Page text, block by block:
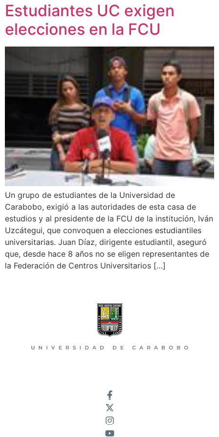
Estudiantes UC exigen
elecciones en la FCU
Un grupo de estudiantes de la Universidad de
Carabobo, exigió a las autoridades de esta casa de
estudios y al presidente de la FCU de la institución, Iván
Uzcátegui, que convoquen a elecciones estudiantiles
universitarias. Juan Díaz, dirigente estudiantil, aseguró
que, desde hace 8 años no se eligen representantes de
la Federación de Centros Universitarios […]